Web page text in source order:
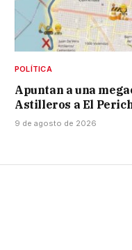
POLÍTICA
Apuntan a una
Astilleros a El
9 de agosto de 2026